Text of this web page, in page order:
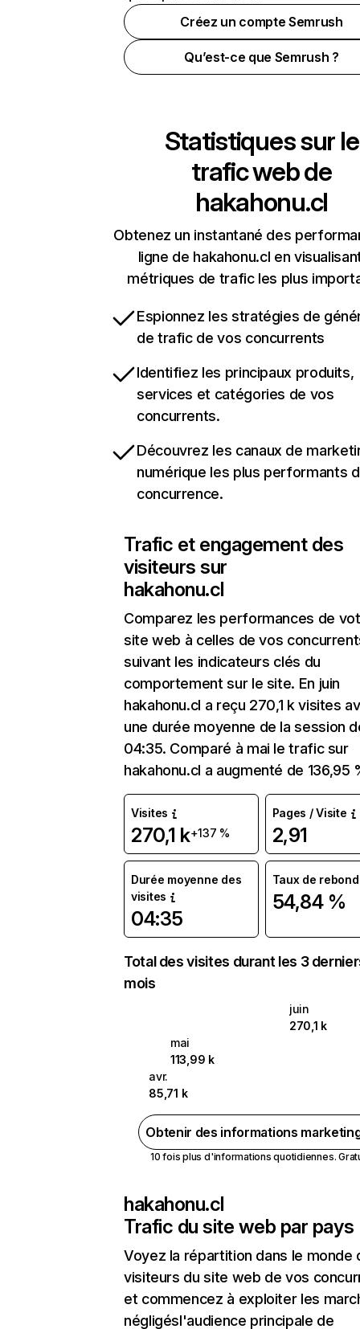
Créez un compte Semrush
Qu’est-ce que Semrush ?
Statistiques sur le
trafic web de
hakahonu.cl
Obtenez un instantané des
ligne de hakahonu.cl en
métriques de trafic les plus
Espionnez les stratégies de
de trafic de vos concurrents
Identifiez les principaux produits,
services et catégories de vos
concurrents.
Découvrez les canaux de
numérique les plus performants
concurrence.
Trafic et engagement des
visiteurs sur
hakahonu.cl
Comparez les performances de
site web à celles de vos
suivant les indicateurs clés du
comportement sur le site. En juin
hakahonu.cl a reçu 270,1 k visites
une durée moyenne de la session
04:35. Comparé à mai le trafic sur
hakahonu.cl a augmenté de 136,95
Visites
270,1 k+137 %
Pages / Visite
2,91
Durée moyenne des
visites
04:35
Taux de rebond
54,84 %
Total des visites durant les 3
mois
juin
270,1 k
mai
113,99 k
avr.
85,71 k
Obtenir des informations
10 fois plus d'informations quotidiennes.
hakahonu.cl
Trafic du site web par pays
Voyez la répartition dans le monde
visiteurs du site web de vos
et commencez à exploiter les
négligésl'audience principale de